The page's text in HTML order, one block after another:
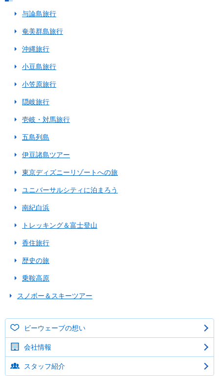
島旅シリーズから選ぶ
小笠原（東京）
伊豆諸島（東京）
隠岐島（島根）
壱岐・対馬（長崎）
甑島（鹿児島）
奄美群島（鹿児島）
沖縄
テーマから選ぶ
高知
南紀白浜（和歌山）
ディズニー
与論島旅行
奄美群島旅行
沖縄旅行
小豆島旅行
小笠原旅行
隠岐旅行
壱岐・対馬旅行
五島列島
伊豆諸島ツアー
東京ディズニーリゾートへの旅
ユニバーサルシティに泊まろう
南紀白浜
トレッキング＆富士登山
香住旅行
歴史の旅
乗鞍高原
スノボー＆スキーツアー
ビーウェーブの想い
会社情報
スタッフ紹介